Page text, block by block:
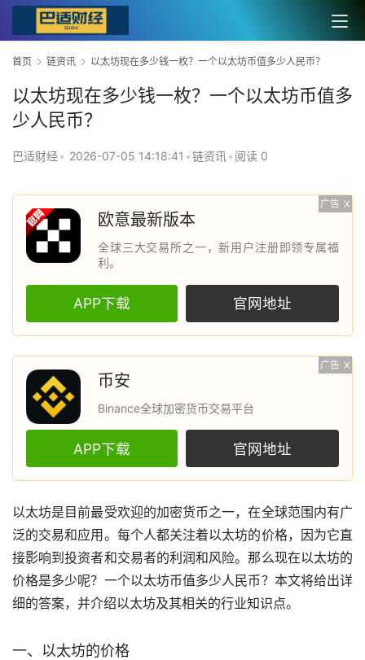
首页 链资讯 以太坊现在多少钱一枚？一个以太坊币值多少人民币？
以太坊现在多少钱一枚？一个以太坊币值多
少人民币？
巴适财经• 2026-07-05 14:18:41 •链资讯 • 阅读 0
广告 X
欧意最新版本
全球三大交易所之一，新用户注册即领专属福
利。
APP下载 官网地址
广告 X
币安
Binance全球加密货币交易平台
APP下载 官网地址
以太坊是目前最受欢迎的加密货币之一，在全球范围内有广
泛的交易和应用。每个人都关注着以太坊的价格，因为它直
接影响到投资者和交易者的利润和风险。那么现在以太坊的
价格是多少呢？一个以太坊币值多少人民币？本文将给出详
细的答案，并介绍以太坊及其相关的行业知识点。
一、以太坊的价格